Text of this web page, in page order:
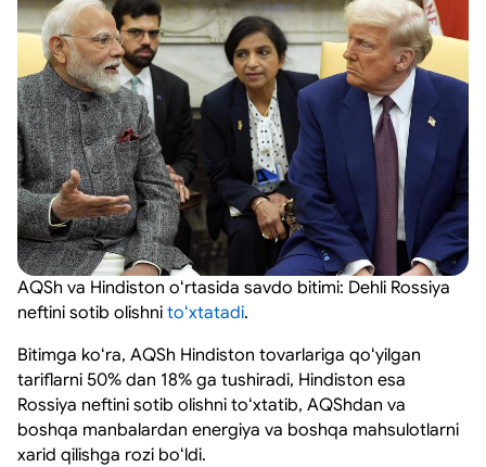
AQSh va Hindiston oʻrtasida savdo bitimi: Dehli Rossiya
neftini sotib olishni toʻxtatadi.
Bitimga koʻra, AQSh Hindiston tovarlariga qoʻyilgan
tariflarni 50% dan 18% ga tushiradi, Hindiston esa
Rossiya neftini sotib olishni toʻxtatib, AQShdan va
boshqa manbalardan energiya va boshqa mahsulotlarni
xarid qilishga rozi boʻldi.